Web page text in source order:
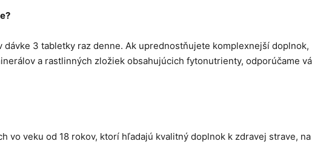
dávke 3 tabletky raz denne. Ak uprednostňujete komplexnejší doplnok,
a rastlinných zložiek obsahujúcich fytonutrienty, odporúčame
vo veku od 18 rokov, ktorí hľadajú kvalitný doplnok k zdravej strave, na